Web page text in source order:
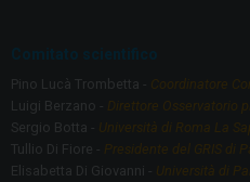
Pino Lucà Trombetta - Coordinatore
Luigi Berzano - Direttore Osservatorio
Sergio Botta - Università di Roma La
Tullio Di Fiore - Presidente del GRIS di
Elisabetta Di Giovanni - Università di